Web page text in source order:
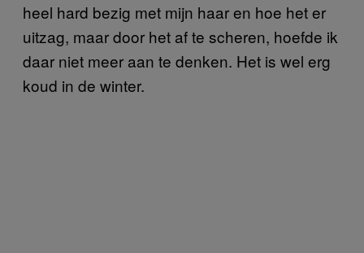
heel hard bezig met mijn haar en hoe het er
uitzag, maar door het af te scheren, hoefde ik
daar niet meer aan te denken. Het is wel erg
koud in de winter.